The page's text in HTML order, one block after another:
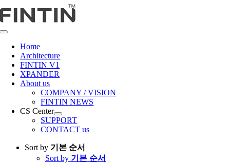
콘
텐
츠
Toggle
NavigationHome
Architecture
FINTIN V1
XPANDER
About us
COMPANY / VISION
FINTIN NEWS
CS Center
SUPPORT
CONTACT us
Sort by 기본 순서
Sort by 기본 순서